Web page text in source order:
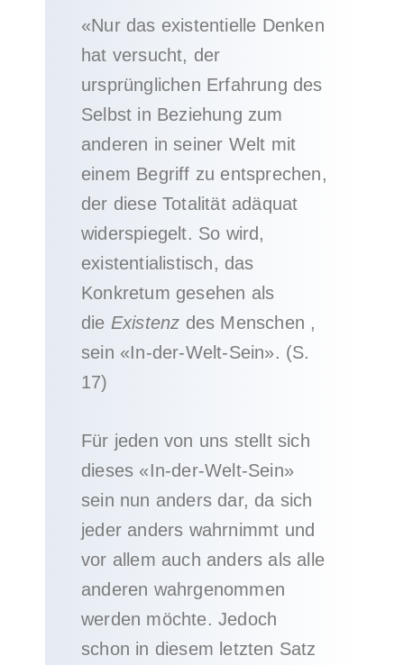
«Nur das existentielle Denken
hat versucht, der
ursprünglichen Erfahrung des
Selbst in Beziehung zum
anderen in seiner Welt mit
einem Begriff zu entsprechen,
der diese Totalität adäquat
widerspiegelt. So wird,
existentialistisch, das
Konkretum gesehen als
die Existenz des Menschen ,
sein «In-der-Welt-Sein». (S.
17)
Für jeden von uns stellt sich
dieses «In-der-Welt-Sein»
sein nun anders dar, da sich
jeder anders wahrnimmt und
vor allem auch anders als alle
anderen wahrgenommen
werden möchte. Jedoch
schon in diesem letzten Satz